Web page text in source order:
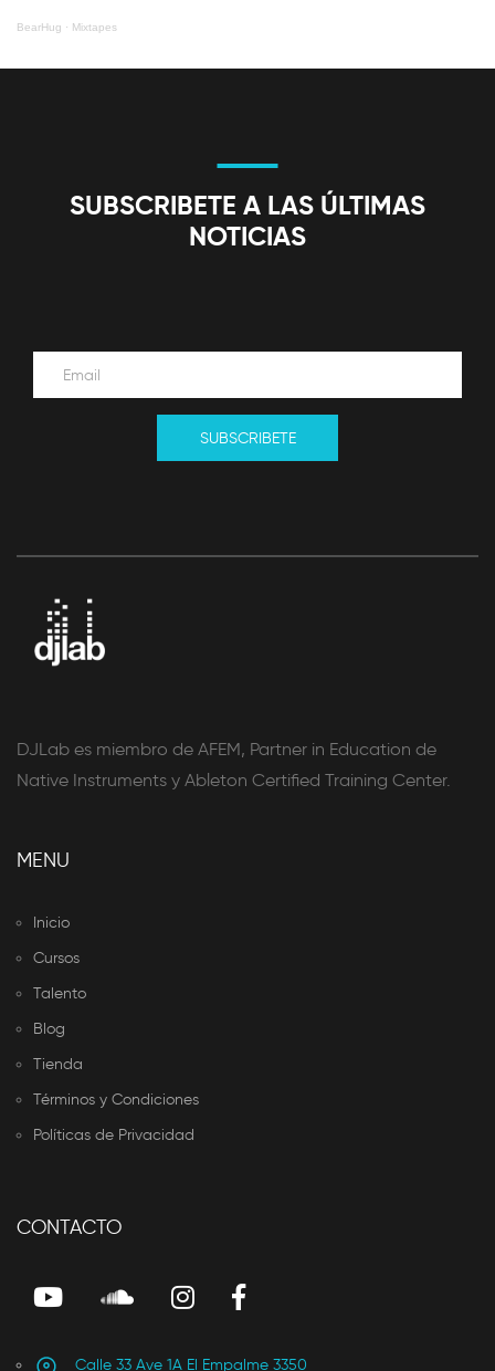
BearHug · Mixtapes
SUBSCRIBETE A LAS ÚLTIMAS
NOTICIAS
SUBSCRIBETE
DJLab es miembro de AFEM, Partner in Education de
Native Instruments y Ableton Certified Training Center.
MENU
Inicio
Cursos
Talento
Blog
Tienda
Términos y Condiciones
Políticas de Privacidad
CONTACTO
Calle 33 Ave 1A El Empalme 3350